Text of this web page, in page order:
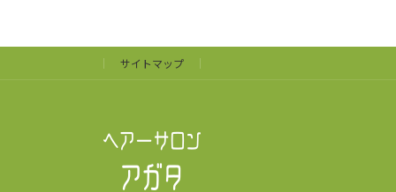
サイトマップ